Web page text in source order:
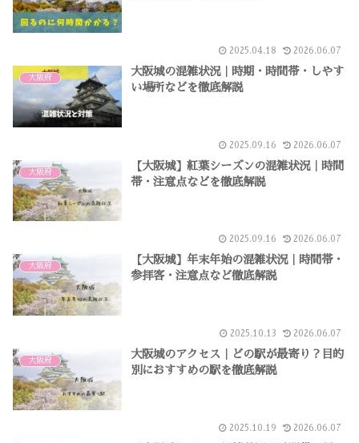
2025.04.18 2026.06.07
大阪府
大阪城の混雑状況｜時期・時間帯・しやす
い場所などを徹底解説
2025.09.16 2026.06.07
大阪府
【大阪城】紅葉シーズンの混雑状況｜時間
帯・注意点などを徹底解説
2025.09.16 2026.06.07
大阪府
【大阪城】年末年始の混雑状況｜時間帯・
参拝客・注意点など徹底解説
2025.10.13 2026.06.07
大阪府
大阪城のアクセス｜どの駅が最寄り？目的
別におすすめの駅を徹底解説
2025.10.19 2026.06.07